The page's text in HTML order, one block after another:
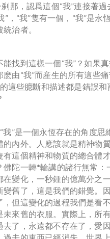
那，認爲這個“我”連接著
”，“我”隻有一個，“我”是
治者。
找到這樣一個“我”？如果
由“我”而産生的所有這些
的這些臆斷和描述都是錯誤
”是一個永恆存在的角度
內外。人應該就是精神物
這個精神和物質的總合體
陀一轉*輪講的諸行無常：
變化，一秒鍾的億萬分之
舊了，這是我們的錯覺。
，但這變化的過程我們是看
未來舊的衣服。實際上，所
去了，永遠都不存在了，愛